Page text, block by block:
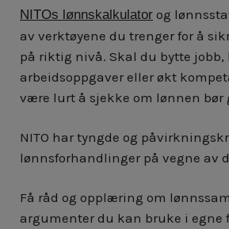
NITOs lønnskalkulator og
av verktøyene du trenger for å
på riktig nivå. Skal du bytte jobb,
arbeidsoppgaver eller økt
være lurt å sjekke om lønnen bør
NITO har tyngde og
lønnsforhandlinger på vegne av
Få råd og opplæring om
argumenter du kan bruke i egne